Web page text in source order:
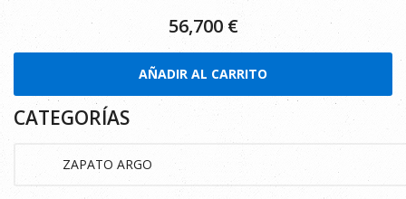
56,700€
AÑADIR AL CARRITO
CATEGORÍAS